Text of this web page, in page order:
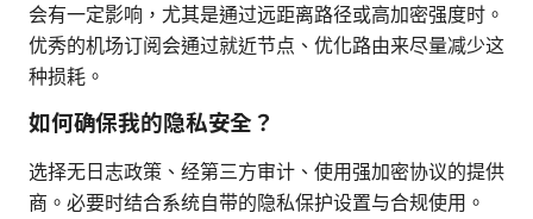
会有一定影响，尤其是通过远距离路径或高加密强度时。
优秀的机场订阅会通过就近节点、优化路由来尽量减少这
种损耗。
如何确保我的隐私安全？
选择无日志政策、经第三方审计、使用强加密协议的提供
商。必要时结合系统自带的隐私保护设置与合规使用。